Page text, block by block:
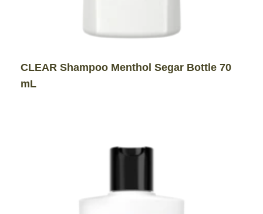
CLEAR Shampoo Menthol Segar Bottle 70
mL